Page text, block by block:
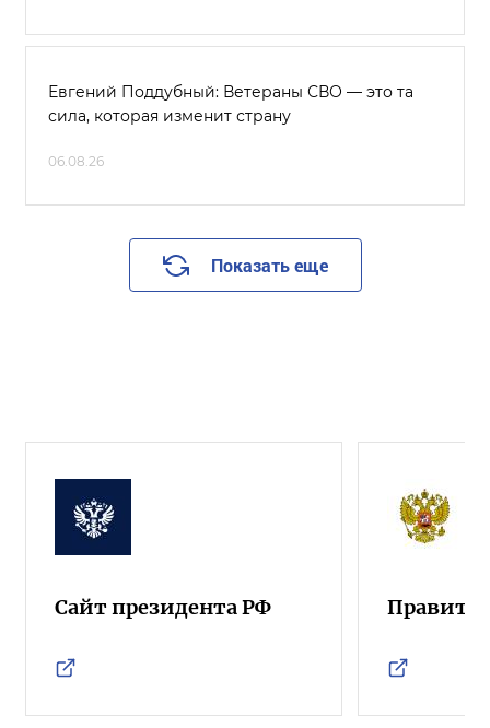
Евгений Поддубный: Ветераны СВО — это та
сила, которая изменит страну
06.08.26
Показать еще
Сайт президента РФ